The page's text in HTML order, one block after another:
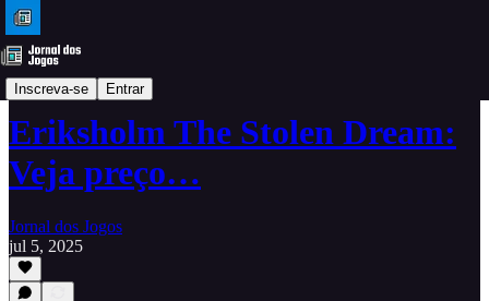
Inscreva-se Entrar
Dicas
Eriksholm The Stolen Dream:
Veja preço…
Jornal dos Jogos
jul 5, 2025